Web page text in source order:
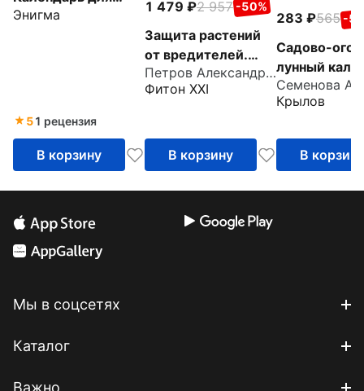
огородников и
Энигма
51 рецензия
В корзину
1 479 2 957 -50%
Защита растений
от вредителей.
Чем, когда,
сколько
Петров Александр Валерьевич
Фитон XXI
В корзину
283 565 -
Садово-
лунный
на 2025 год
Крылов
В корзину
Мы в соцсетях
Каталог
Важно